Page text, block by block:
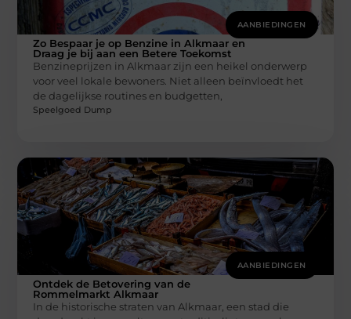
AANBIEDINGEN
Zo Bespaar je op Benzine in Alkmaar en
Draag je bij aan een Betere Toekomst
Benzineprijzen in Alkmaar zijn een heikel onderwerp
voor veel lokale bewoners. Niet alleen beïnvloedt het
de dagelijkse routines en budgetten,
Speelgoed Dump
AANBIEDINGEN
Ontdek de Betovering van de
Rommelmarkt Alkmaar
In de historische straten van Alkmaar, een stad die